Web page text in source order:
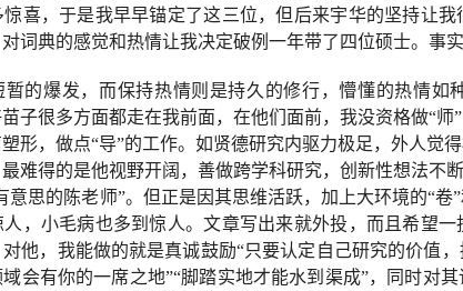
喜，于是我早早锚定了这三位，但后来宇华的坚持让
词典的感觉和热情让我决定破例一年带了四位硕士。事
暂的爆发，而保持热情则是持久的修行，懵懂的热情如
子很多方面都走在我前面，在他们面前，我没资格做“师
形，做点“导”的工作。如贤德研究内驱力极足，外人觉
难得的是他视野开阔，善做跨学科研究，创新性想法不
意思的陈老师”。但正是因其思维活跃，加上大环境的“卷”
人，小毛病也多到惊人。文章写出来就外投，而且希望
他，我能做的就是真诚鼓励“只要认定自己研究的价值
会有你的一席之地”“脚踏实地才能水到渠成”，同时对